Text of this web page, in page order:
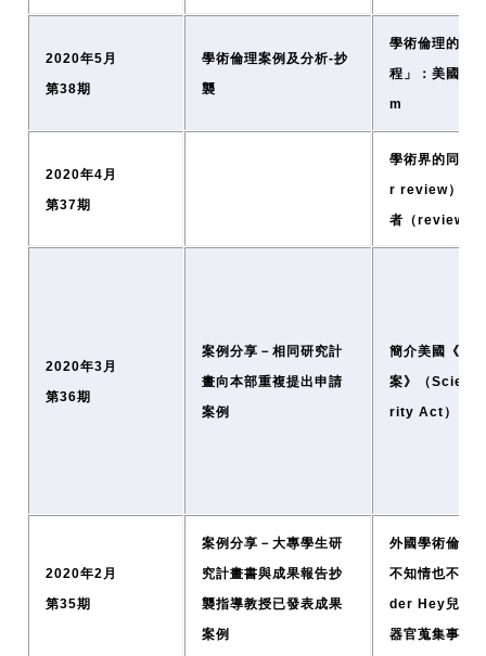
2020年5月
第38期
學術倫理案例及分析-抄
襲
學術倫理的「
程」：美國
m
2020年4月
第37期
學術界的同儕
r review）制
者（reviewer
2020年3月
第36期
案例分享－相同研究計
畫向本部重複提出申請
案例
簡介美國《科
案》（
rity Act）
2020年2月
第35期
案例分享－大專學生研
究計畫書與成果報告抄
襲指導教授已發表成果
案例
外國學術倫理
不知情也不同
der Hey兒童
器官蒐集事件